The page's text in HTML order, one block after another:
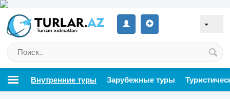
Внутренние туры Зарубежные туры